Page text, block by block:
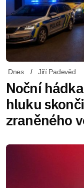
Dnes Jiří Padevěd
Noční
hluku
zraněného